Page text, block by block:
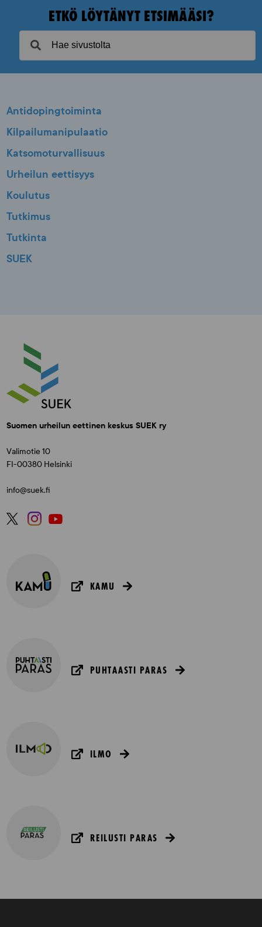
ETKÖ LÖYTÄNYT ETSIMÄÄSI?
Antidopingtoiminta
Kilpailumanipulaatio
Katsomoturvallisuus
Urheilun eettisyys
Koulutus
Tutkimus
Tutkinta
SUEK
Suomen urheilun eettinen keskus SUEK ry
Valimotie 10
FI-00380 Helsinki
info@suek.fi
KAMU
PUHTAASTI PARAS
ILMO
REILUSTI PARAS